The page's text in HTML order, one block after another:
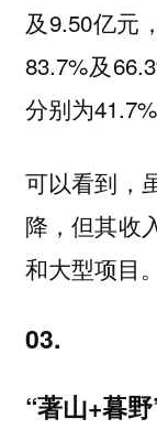
及9.50亿元
83.7%及
分别为
可以看到，
降，但其收
和大型项目。
03.
“著山+暮